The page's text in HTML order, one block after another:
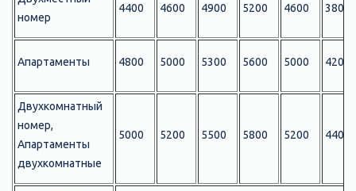
номер
4400 4600 4900 5200 4600 3800
Апартаменты 4800 5000 5300 5600 5000 4200
Двухкомнатный
номер,
Апартаменты
двухкомнатные
5000 5200 5500 5800 5200 4400